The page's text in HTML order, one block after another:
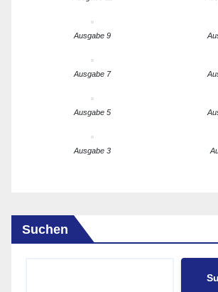
Ausgabe 9
Ausgabe 7
Ausgabe 5
Ausgabe 3
Suchen